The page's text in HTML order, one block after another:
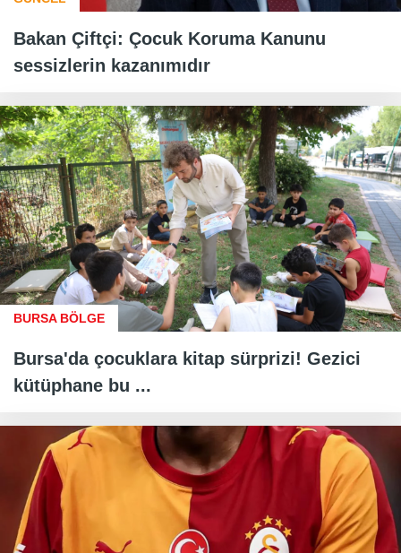
Bakan Çiftçi: Çocuk Koruma Kanunu
sessizlerin kazanımıdır
BURSA BÖLGE
Bursa'da çocuklara kitap sürprizi! Gezici
kütüphane bu ...